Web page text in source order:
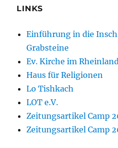
LINKS
Einführung in die
Grabsteine
Ev. Kirche im
Haus für Religionen
Lo Tishkach
LOT e.V.
Zeitungsartikel Camp
Zeitungsartikel Camp